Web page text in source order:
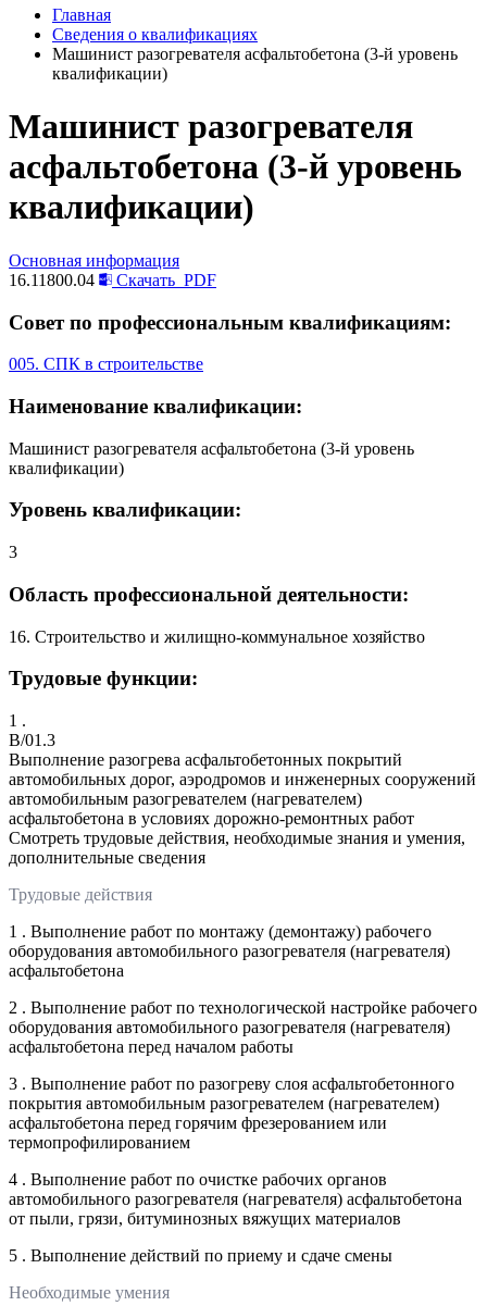
Главная
Сведения о квалификациях
Машинист разогревателя асфальтобетона (3-й уровень
квалификации)
Машинист разогревателя
асфальтобетона (3-й уровень
квалификации)
Основная информация
16.11800.04
Скачать PDF
Совет по профессиональным квалификациям:
005. СПК в строительстве
Наименование квалификации:
Машинист разогревателя асфальтобетона (3-й уровень
квалификации)
Уровень квалификации:
3
Область профессиональной деятельности:
16. Строительство и жилищно-коммунальное хозяйство
Трудовые функции:
1 .
B/01.3
Выполнение разогрева асфальтобетонных покрытий
автомобильных дорог, аэродромов и инженерных сооружений
автомобильным разогревателем (нагревателем)
асфальтобетона в условиях дорожно-ремонтных работ
Смотреть трудовые действия, необходимые знания и умения,
дополнительные сведения
Трудовые действия
1 . Выполнение работ по монтажу (демонтажу) рабочего
оборудования автомобильного разогревателя (нагревателя)
асфальтобетона
2 . Выполнение работ по технологической настройке рабочего
оборудования автомобильного разогревателя (нагревателя)
асфальтобетона перед началом работы
3 . Выполнение работ по разогреву слоя асфальтобетонного
покрытия автомобильным разогревателем (нагревателем)
асфальтобетона перед горячим фрезерованием или
термопрофилированием
4 . Выполнение работ по очистке рабочих органов
автомобильного разогревателя (нагревателя) асфальтобетона
от пыли, грязи, битуминозных вяжущих материалов
5 . Выполнение действий по приему и сдаче смены
Необходимые умения